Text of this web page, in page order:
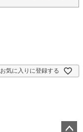
お気に入りに登録する